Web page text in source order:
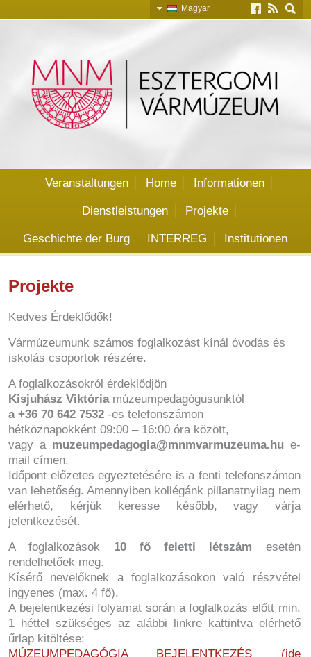
Magyar
Veranstaltungen Home Informationen
Dienstleistungen Projekte
Geschichte der Burg INTERREG Institutionen
Projekte
Kedves Érdeklődők!
Vármúzeumunk számos foglalkozást kínál óvodás és
iskolás csoportok részére.
A foglalkozásokról érdeklődjön
Kisjuhász Viktóriamúzeumpedagógusunktól
a +36 70 642 7532 -es telefonszámon
hétköznapokként 09:00 – 16:00 óra között,
vagy a muzeumpedagogia@mnmvarmuzeuma.hue-
mail címen.
Időpont előzetes egyeztetésére is a fenti telefonszámon
van lehetőség. Amennyiben kollégánk pillanatnyilag nem
elérhető, kérjük keresse később, vagy várja
jelentkezését.
A foglalkozások 10 fő feletti létszám esetén
rendelhetőek meg.
Kísérő nevelőknek a foglalkozásokon való részvétel
ingyenes (max. 4 fő).
A bejelentkezési folyamat során a foglalkozás előtt min.
1 héttel szükséges az alábbi linkre kattintva elérhető
űrlap kitöltése:
MÚZEUMPEDAGÓGIA BEJELENTKEZÉS (ide